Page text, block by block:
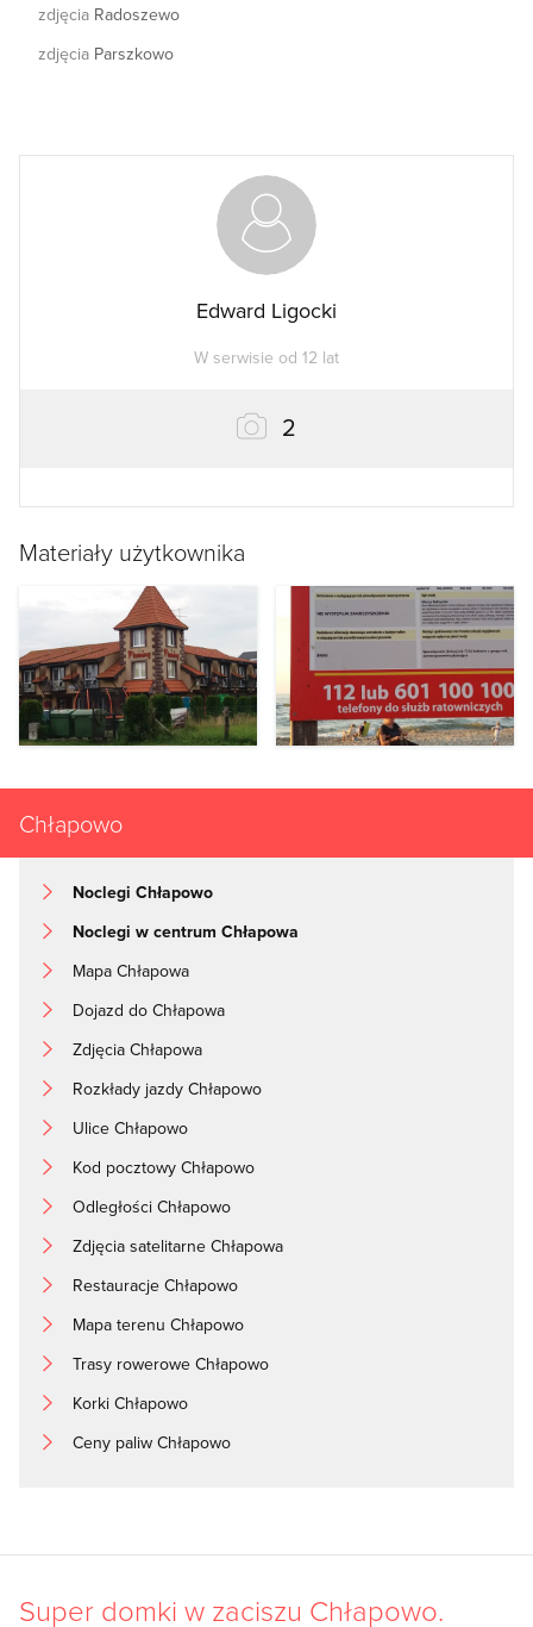
zdjęcia Radoszewo
zdjęcia Parszkowo
Edward Ligocki
W serwisie od 12 lat
2
Materiały użytkownika
Chłapowo
Noclegi Chłapowo
Noclegi w centrum Chłapowa
Mapa Chłapowa
Dojazd do Chłapowa
Zdjęcia Chłapowa
Rozkłady jazdy Chłapowo
Ulice Chłapowo
Kod pocztowy Chłapowo
Odległości Chłapowo
Zdjęcia satelitarne Chłapowa
Restauracje Chłapowo
Mapa terenu Chłapowo
Trasy rowerowe Chłapowo
Korki Chłapowo
Ceny paliw Chłapowo
Super domki w zaciszu Chłapowo.